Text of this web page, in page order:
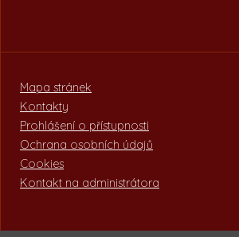
Mapa stránek
Kontakty
Prohlášení o přístupnosti
Ochrana osobních údajů
Cookies
Kontakt na administrátora